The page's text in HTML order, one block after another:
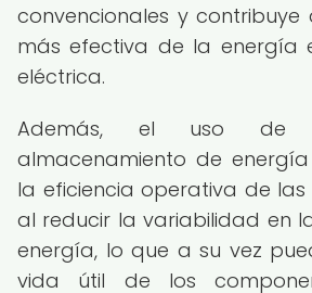
convencionales y
más efectiva de la energía
eléctrica.
Además, el uso de
almacenamiento de
la eficiencia operativa de las
al reducir la variabilidad en
energía, lo que a su vez
vida útil de los